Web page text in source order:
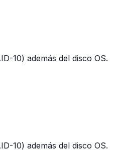
10) además del disco OS.
10) además del disco OS.